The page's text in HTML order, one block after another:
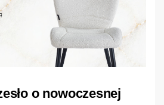
o nowoczesnej